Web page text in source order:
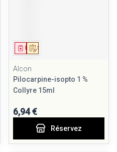
Sur prescription
Médicament
Alcon
Pilocarpine-isopto 1 %
Collyre 15ml
6,94 €
Réservez